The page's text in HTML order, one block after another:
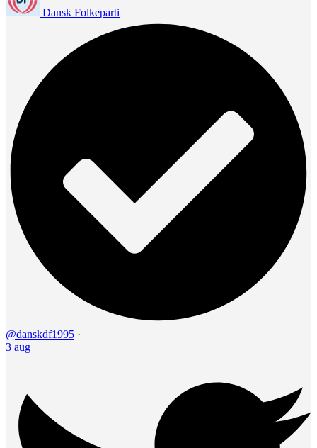
Dansk Folkeparti
@danskdf1995 ·
3 aug